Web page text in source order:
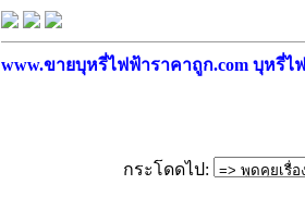
www.ขายบุหรี่ไฟฟ้าราคาถูก.com บุหรี่ไ
กระโดดไป: